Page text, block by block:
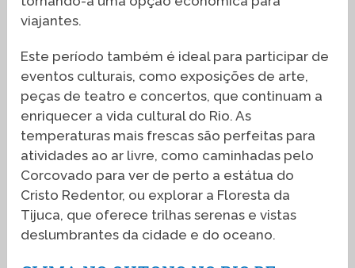
viajantes.
Este período também é ideal para participar de
eventos culturais, como exposições de arte,
peças de teatro e concertos, que continuam a
enriquecer a vida cultural do Rio. As
temperaturas mais frescas são perfeitas para
atividades ao ar livre, como caminhadas pelo
Corcovado para ver de perto a estátua do
Cristo Redentor, ou explorar a Floresta da
Tijuca, que oferece trilhas serenas e vistas
deslumbrantes da cidade e do oceano.